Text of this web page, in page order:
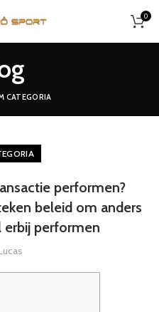
0
CATEGORIA
performen?
beleid om anders
erbij performen